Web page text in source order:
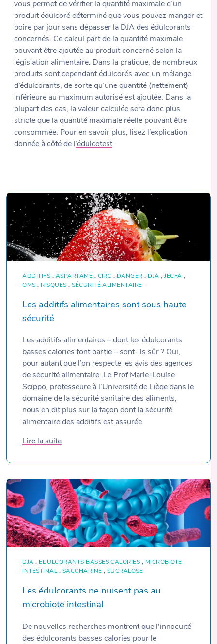
vous permet de vérifier la quantité maximale d’un
produit édulcoré déterminé que vous pouvez manger et
boire par jour sans dépasser la DJA des édulcorants
concernés. Ce calcul part de la quantité maximale
pouvant être ajoutée au produit concerné selon la
législation alimentaire. Dans la pratique, de nombreux
produits sont cependant édulcorés avec un mélange
d’édulcorants, de sorte qu’une quantité (nettement)
inférieure au maximum autorisé est ajoutée. Dans la
plupart des cas, la valeur calculée sera donc plus
stricte que la quantité maximale réelle pouvant être
consommée. Pour en savoir plus, lisez l’explication
donnée à côté de l ’édulcotest.
ADDITIFS , ASPARTAME , CIRC , DANGER , DJA ,JECFA ,
OMS , RISQUES ,SÉCURITÉ ALIMENTAIRE
Les additifs alimentaires sont sous haute
sécurité
Les additifs alimentaires – dont les édulcorants
basses calories font partie – sont-ils sûr ? Oui,
pour autant que l’on respecte les avis des agences
de sécurité alimentaire. Le Prof Marie-Louise
Scippo, professeure à l’Université de Liège dans le
domaine de la sécurité sanitaire des aliments,
nous en dit plus sur la façon dont la sécurité
alimentaire des additifs est assurée.
Lire la suite
DJA , ÉDULCORANTS BASSES CALORIES , MICROBIOTE
INTESTINAL, SACCHARINE , SUCRALOSE
Les édulcorants ne nuisent pas au
microbiote intestinal
De nouvelles recherches montrent que l'innocuité
des édulcorants basses calories pour le